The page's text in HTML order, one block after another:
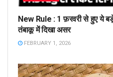
New Rule : 1 फ़रवरी से हुए ये
तंबाकू में दिखा असर
FEBRUARY 1, 2026